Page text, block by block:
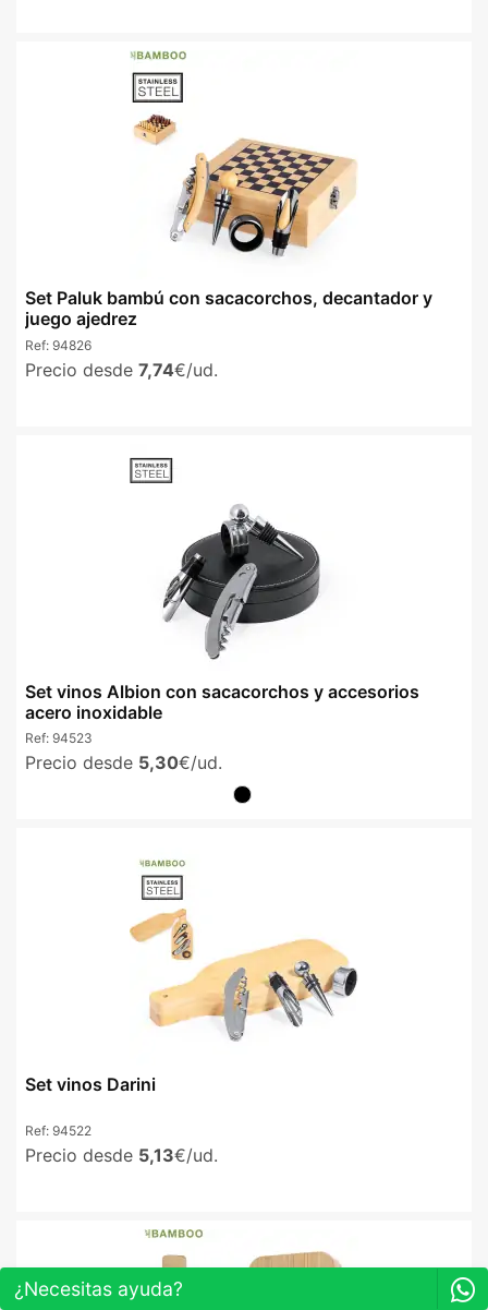
Set Paluk bambú con sacacorchos, decantador y
juego ajedrez
Ref: 94826
Precio desde 7,74€/ud.
Set vinos Albion con sacacorchos y accesorios
acero inoxidable
Ref: 94523
Precio desde 5,30€/ud.
Set vinos Darini
Ref: 94522
Precio desde 5,13€/ud.
¿Necesitas ayuda?